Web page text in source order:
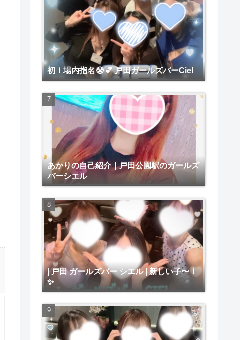
初！場内指名😭💕 戸田ガールズバーCiel
あかりの自己紹介｜戸田公園駅のガールズ
バーシエル
| 戸田 ガールズバー シエル | 新しい子〜！
✨